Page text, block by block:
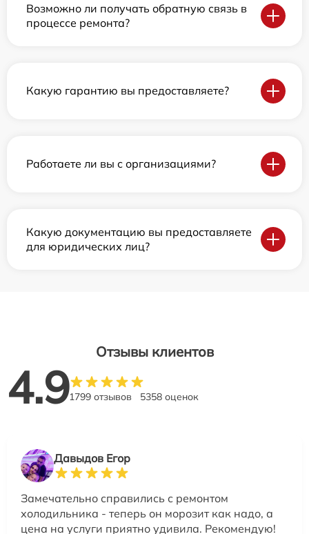
Возможно ли получать обратную связь в
процессе ремонта?
Какую гарантию вы предоставляете?
Работаете ли вы с организациями?
Какую документацию вы предоставляете
для юридических лиц?
Отзывы клиентов
4.91799 отзывов 5358 оценок
Давыдов Егор
Замечательно справились с ремонтом
холодильника - теперь он морозит как надо, а
цена на услуги приятно удивила. Рекомендую!